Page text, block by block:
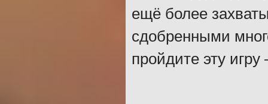
ещё более
сдобренными
пройдите эту